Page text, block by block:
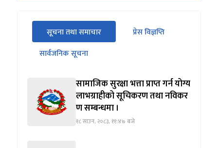
सीधा
पहिलो
ट्याबको
सूचना तथा समाचार
(सक्रिय ट्याब)
प्रेस विज्ञप्ति
सार्वजनिक सूचना
सामाजिक सुरक्षा भत्ता प्राप्त गर्न योग्य
लाभग्राहीको सूचिकरण तथा नविकर
ण सम्बन्धमा ।
१८ साउन, २०८३, ११:४७ बजे